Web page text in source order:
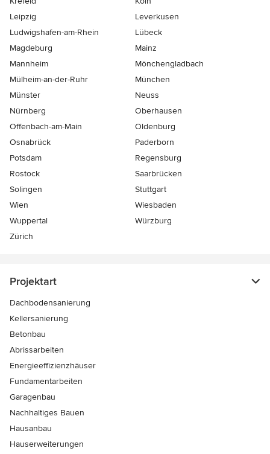
Leipzig
Leverkusen
Ludwigshafen-am-Rhein
Lübeck
Magdeburg
Mainz
Mannheim
Mönchen­gladbach
Mülheim-an-der-Ruhr
München
Münster
Neuss
Nürnberg
Oberhausen
Offenbach-am-Main
Oldenburg
Osnabrück
Paderborn
Potsdam
Regensburg
Rostock
Saarbrücken
Solingen
Stuttgart
Wien
Wiesbaden
Wuppertal
Würzburg
Zürich
Projektart
Dachbodensanierung
Kellersanierung
Betonbau
Abrissarbeiten
Energieeffizienzhäuser
Fundamentarbeiten
Garagenbau
Nachhaltiges Bauen
Hausanbau
Hauserweiterungen